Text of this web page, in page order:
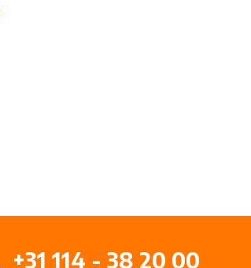
+31 114 - 38 20 00